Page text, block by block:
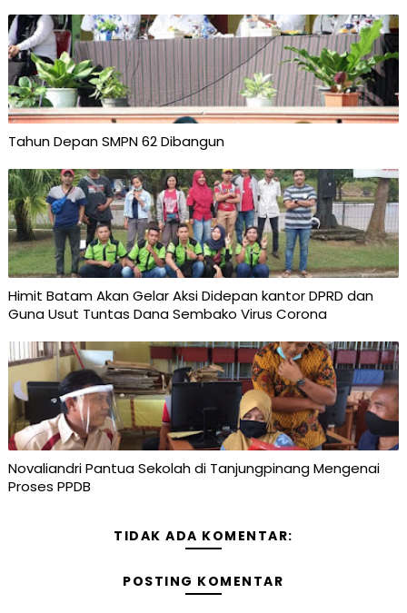
Tahun Depan SMPN 62 Dibangun
Himit Batam Akan Gelar Aksi Didepan kantor DPRD dan
Guna Usut Tuntas Dana Sembako Virus Corona
Novaliandri Pantua Sekolah di Tanjungpinang Mengenai
Proses PPDB
TIDAK ADA KOMENTAR:
POSTING KOMENTAR